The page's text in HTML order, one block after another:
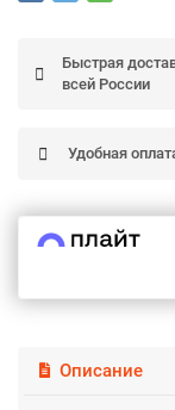
Быстрая
всей России
Удобная
Описание